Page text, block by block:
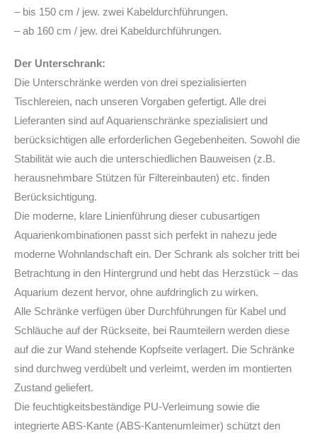
– bis 150 cm / jew. zwei Kabeldurchführungen.
– ab 160 cm / jew. drei Kabeldurchführungen.
Der Unterschrank:
Die Unterschränke werden von drei spezialisierten
Tischlereien, nach unseren Vorgaben gefertigt. Alle drei
Lieferanten sind auf Aquarienschränke spezialisiert und
berücksichtigen alle erforderlichen Gegebenheiten. Sowohl die
Stabilität wie auch die unterschiedlichen Bauweisen (z.B.
herausnehmbare Stützen für Filtereinbauten) etc. finden
Berücksichtigung.
Die moderne, klare Linienführung dieser cubusartigen
Aquarienkombinationen passt sich perfekt in nahezu jede
moderne Wohnlandschaft ein. Der Schrank als solcher tritt bei
Betrachtung in den Hintergrund und hebt das Herzstück – das
Aquarium dezent hervor, ohne aufdringlich zu wirken.
Alle Schränke verfügen über Durchführungen für Kabel und
Schläuche auf der Rückseite, bei Raumteilern werden diese
auf die zur Wand stehende Kopfseite verlagert. Die Schränke
sind durchweg verdübelt und verleimt, werden im montierten
Zustand geliefert.
Die feuchtigkeitsbeständige PU-Verleimung sowie die
integrierte ABS-Kante (ABS-Kantenumleimer) schützt den